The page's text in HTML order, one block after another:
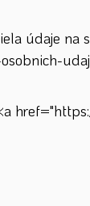
údaje